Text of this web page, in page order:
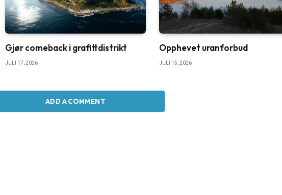
Gjør comeback i grafittdistrikt
JULI 17, 2026
Opphevet uranforbud
JULI 15, 2026
ADD A COMMENT